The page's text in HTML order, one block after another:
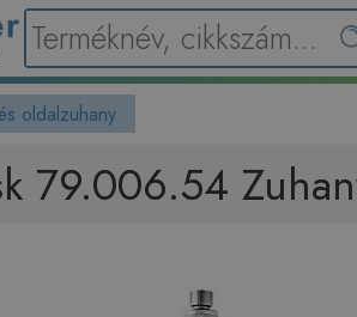
oldalzuhany
79.006.54